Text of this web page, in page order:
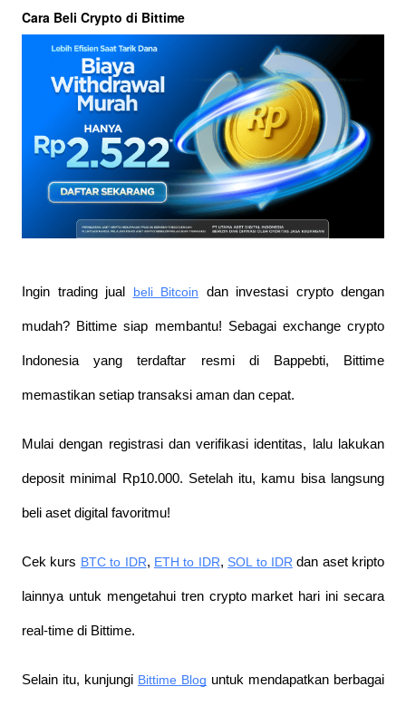
Cara Beli Crypto di Bittime
Ingin trading jual beli Bitcoin dan investasi crypto dengan
mudah? Bittime siap membantu! Sebagai exchange crypto
Indonesia yang terdaftar resmi di Bappebti, Bittime
memastikan setiap transaksi aman dan cepat.
Mulai dengan registrasi dan verifikasi identitas, lalu lakukan
deposit minimal Rp10.000. Setelah itu, kamu bisa langsung
beli aset digital favoritmu!
Cek kurs BTC to IDR, ETH to IDR, SOL to IDR dan aset kripto
lainnya untuk mengetahui tren crypto market hari ini secara
real-time di Bittime.
Selain itu, kunjungi Bittime Blog untuk mendapatkan berbagai